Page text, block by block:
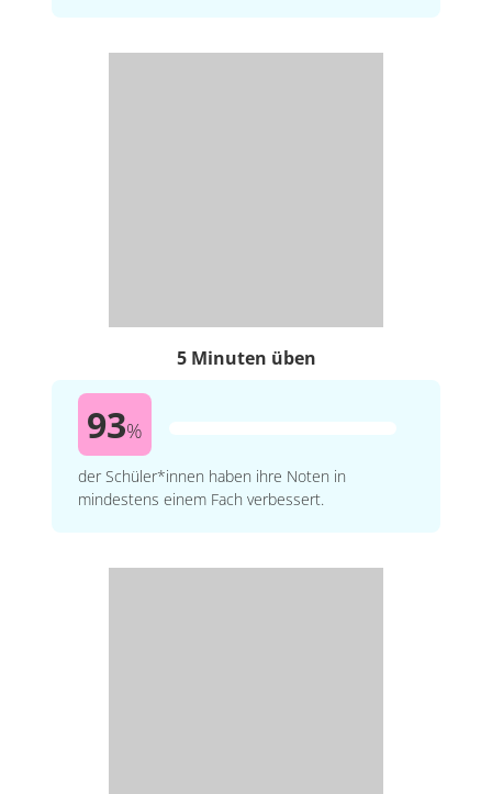
5 Minuten üben
93%
der Schüler*innen haben ihre Noten in
mindestens einem Fach verbessert.